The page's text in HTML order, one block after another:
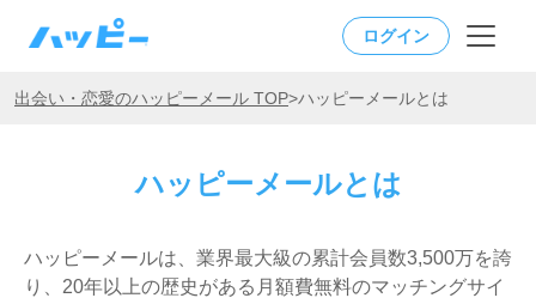
ログイン
出会い・恋愛のハッピーメール TOP>ハッピーメールとは
ハッピーメールとは
ハッピーメールは、業界最大級の累計会員数3,500万を誇
り、20年以上の歴史がある月額費無料のマッチングサイ